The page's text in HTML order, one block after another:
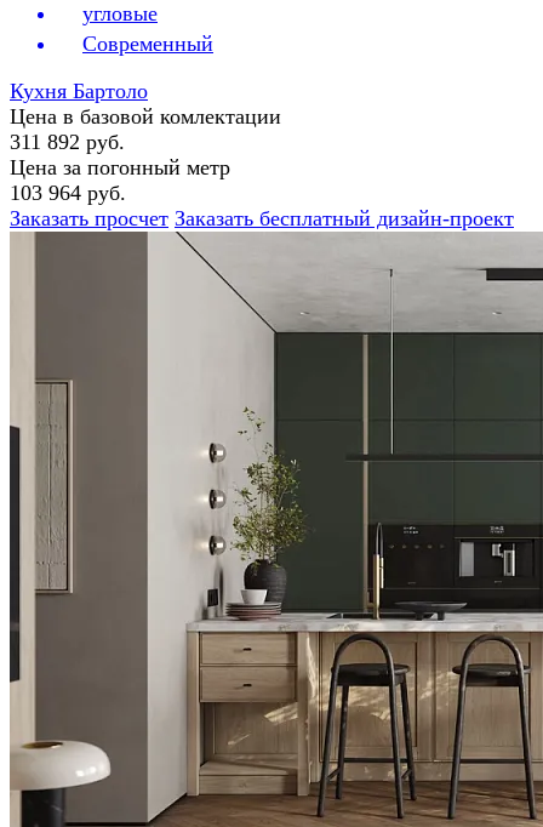
угловые
Современный
Кухня Бартоло
Цена в базовой комлектации
311 892 руб.
Цена за погонный метр
103 964 руб.
Заказать просчет Заказать бесплатный дизайн-проект